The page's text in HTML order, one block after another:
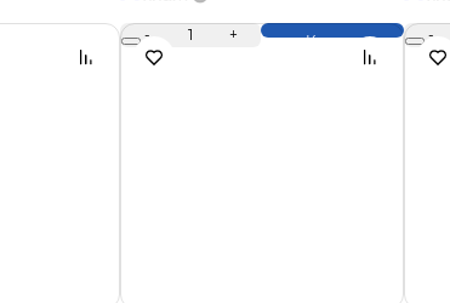
- 1 + Купить -